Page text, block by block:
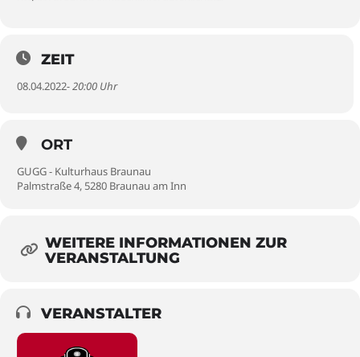
ZEIT
08.04.2022- 20:00 Uhr
ORT
GUGG - Kulturhaus Braunau
Palmstraße 4, 5280 Braunau am Inn
WEITERE INFORMATIONEN ZUR
VERANSTALTUNG
VERANSTALTER